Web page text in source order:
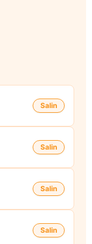
Salin
Salin
Salin
Salin